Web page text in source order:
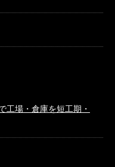
工場・倉庫を短工期・